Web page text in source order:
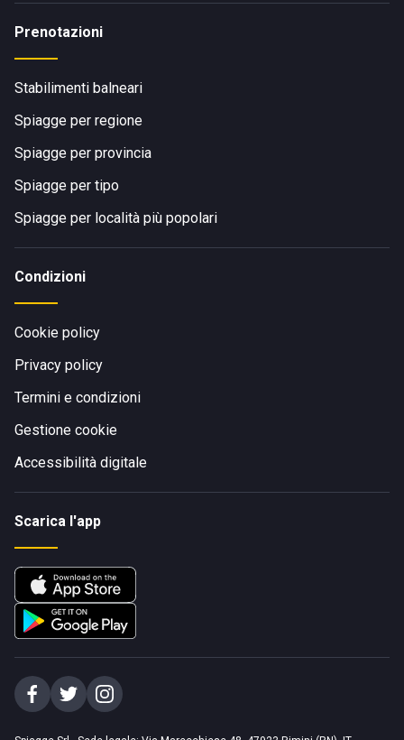
Prenotazioni
Stabilimenti balneari
Spiagge per regione
Spiagge per provincia
Spiagge per tipo
Spiagge per località più popolari
Condizioni
Cookie policy
Privacy policy
Termini e condizioni
Gestione cookie
Accessibilità digitale
Scarica l'app